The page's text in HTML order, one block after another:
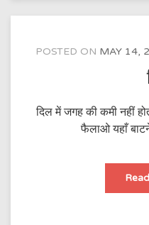
POSTED ON MAY 14,
दिल में जगह की कमी नहीं
फैलाओ यहाँ